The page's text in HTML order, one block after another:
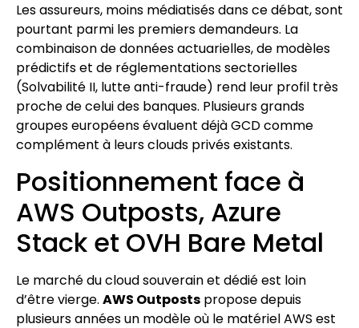
Les assureurs, moins médiatisés dans ce débat, sont
pourtant parmi les premiers demandeurs. La
combinaison de données actuarielles, de modèles
prédictifs et de réglementations sectorielles
(Solvabilité II, lutte anti-fraude) rend leur profil très
proche de celui des banques. Plusieurs grands
groupes européens évaluent déjà GCD comme
complément à leurs clouds privés existants.
Positionnement face à
AWS Outposts, Azure
Stack et OVH Bare Metal
Le marché du cloud souverain et dédié est loin
d’être vierge. AWS Outposts propose depuis
plusieurs années un modèle où le matériel AWS est